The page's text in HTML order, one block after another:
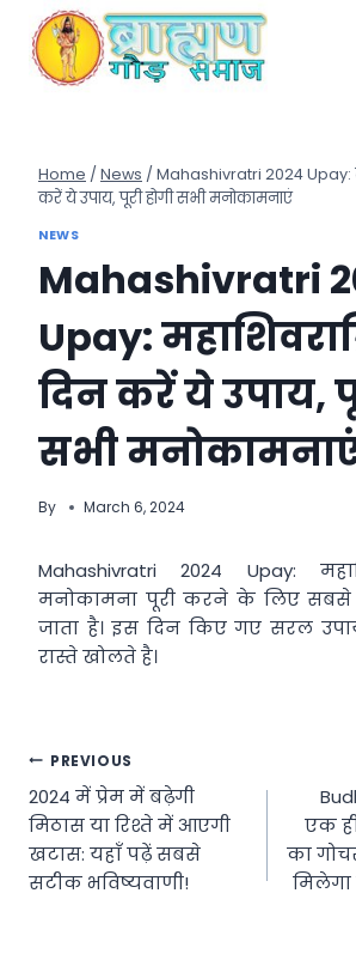
content
Home / News / Mahashivratri 2024 Upay:
करें ये उपाय, पूरी होगी सभी मनोकामनाएं
NEWS
Mahashivratri
Upay:
दिन करें ये उपाय,
सभी
By March 6, 2024
Mahashivratri 2024 Upay:
मनोकामना पूरी करने के लिए सबसे
जाता है। इस दिन किए गए सरल
रास्ते खोलते है।
Post
navigation
PREVIOUS
2024 में प्रेम में बढ़ेगी
मिठास या रिश्ते में आएगी
खटास: यहाँ पढ़ें सबसे
सटीक भविष्यवाणी!
एक
का